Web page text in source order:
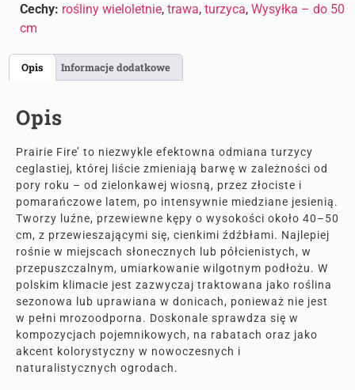
Cechy: rośliny wieloletnie, trawa, turzyca, Wysyłka – do 50
cm
Opis Informacje dodatkowe
Opis
Prairie Fire’ to niezwykle efektowna odmiana turzycy
ceglastiej, której liście zmieniają barwę w zależności od
pory roku – od zielonkawej wiosną, przez złociste i
pomarańczowe latem, po intensywnie miedziane jesienią.
Tworzy luźne, przewiewne kępy o wysokości około 40–50
cm, z przewieszającymi się, cienkimi źdźbłami. Najlepiej
rośnie w miejscach słonecznych lub półcienistych, w
przepuszczalnym, umiarkowanie wilgotnym podłożu. W
polskim klimacie jest zazwyczaj traktowana jako roślina
sezonowa lub uprawiana w donicach, ponieważ nie jest
w pełni mrozoodporna. Doskonale sprawdza się w
kompozycjach pojemnikowych, na rabatach oraz jako
akcent kolorystyczny w nowoczesnych i
naturalistycznych ogrodach.